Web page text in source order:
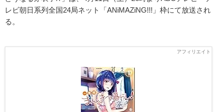
レビ朝日系列全国24局ネット「ANiMAZiNG!!!」枠にて放送され
る。